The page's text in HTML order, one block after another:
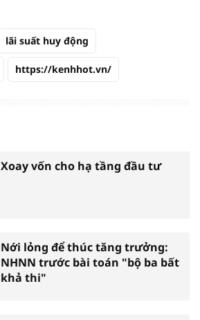
lãi suất huy động
https://kenhhot.vn/
Xoay vốn cho hạ tầng đầu tư
Nới lỏng để thúc tăng trưởng:
NHNN trước bài toán "bộ ba bất
khả thi"